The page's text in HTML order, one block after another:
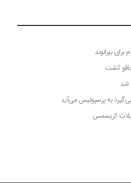
بیرانوند
شد
کریسمس